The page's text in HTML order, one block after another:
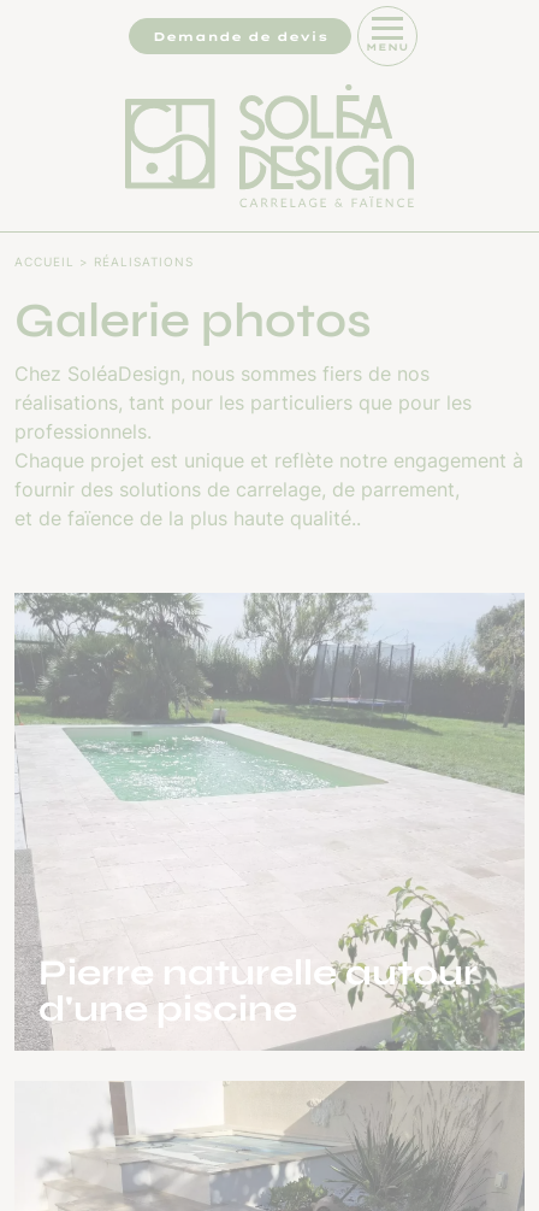
Demande de devis
MENU
ACCUEIL RÉALISATIONS
Galerie photos
Chez SoléaDesign, nous sommes fiers de nos
réalisations, tant pour les particuliers que pour les
professionnels.
Chaque projet est unique et reflète notre engagement à
fournir des solutions de carrelage, de parrement,
et de faïence de la plus haute qualité..
Pierre naturelle autour
d'une piscine
Panneau de gestion des cookies